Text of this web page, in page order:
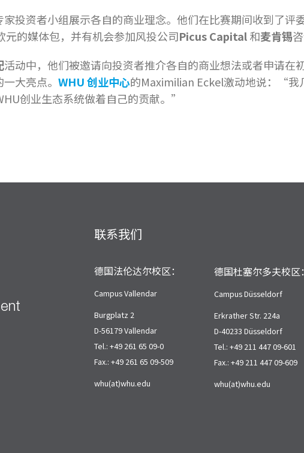
投资者小组展示各自的商业理念。他们在比赛期间收到了评
元的媒体包，并有机会参加风投公司Picus Capital和麦肯锡
活动中，他们被邀请向投资者推介各自的商业想法或者申请在
大亮点。 WHU创业中心的Maximilian Eckel激动地说：“我
创业生态系统做着自己的贡献。”
联系我们
德国法伦达尔校区：
Campus Vallendar
Burgplatz 2
D-56179 Vallendar
Tel.: +49 261 65 09-0
Fax.: +49 261 65 09-509
whu(at)whu.edu
德国杜塞尔多夫校区：
Campus Düsseldorf
Erkrather Str. 224a
D-40233 Düsseldorf
Tel.: +49 211 447 09-601
Fax.: +49 211 447 09-609
whu(at)whu.edu